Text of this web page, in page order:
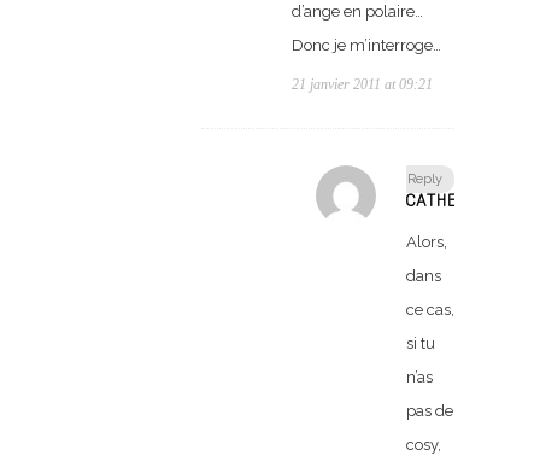
d’ange en polaire…
Donc je m’interroge…
21 janvier 2011 at 09:21
Reply
CATHERINE
Alors,
dans
ce cas,
si tu
n’as
pas de
cosy,